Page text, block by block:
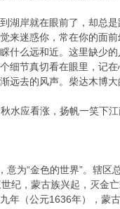
湖岸就在眼前了，却总
来迷惑你，常在你的面
什么远和近。这里缺少
细节真切看在眼里，记
远去的风声。柴达木博
水应看涨，扬帆一笑下
为“金色的世界”。辖
纪，蒙古族兴起，灭金
年（公元1636年），蒙